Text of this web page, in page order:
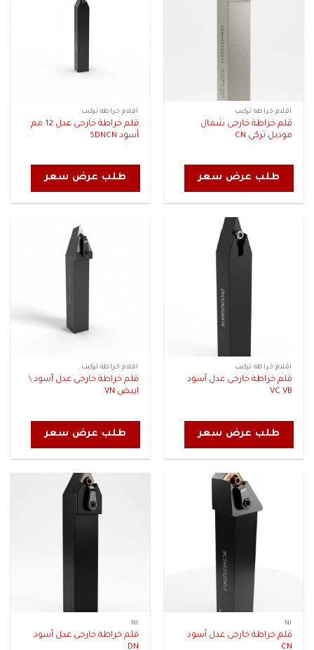
اقلام خراطه تركيب
قلم خراطة خارجى شمال
موديل تركى CN
طلب عرض سعر
اقلام خراطه تركيب
قلم خراطة خارجى عدل 12 مم
أسود SDNCN
طلب عرض سعر
اقلام خراطه تركيب
قلم خراطة خارجى عدل أسود
VC VB
طلب عرض سعر
اقلام خراطه تركيب
قلم خراطة خارجى عدل أسود \
ابيض VN
طلب عرض سعر
NI
قلم خراطة خارجى عدل أسود
CN
NI
قلم خراطة خارجى عدل أسود
DN